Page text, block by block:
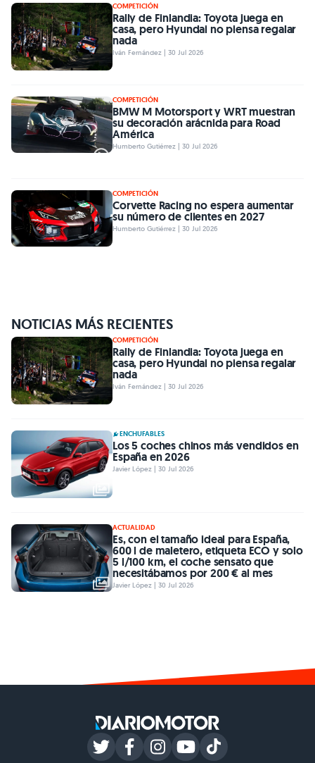
COMPETICIÓN
Rally de Finlandia: Toyota juega en
casa, pero Hyundai no piensa regalar
nada
Iván Fernández | 30 Jul 2026
COMPETICIÓN
BMW M Motorsport y WRT muestran
su decoración arácnida para Road
América
Humberto Gutiérrez | 30 Jul 2026
COMPETICIÓN
Corvette Racing no espera aumentar
su número de clientes en 2027
Humberto Gutiérrez | 30 Jul 2026
NOTICIAS MÁS RECIENTES
COMPETICIÓN
Rally de Finlandia: Toyota juega en
casa, pero Hyundai no piensa regalar
nada
Iván Fernández | 30 Jul 2026
ENCHUFABLES
Los 5 coches chinos más vendidos en
España en 2026
Javier López | 30 Jul 2026
ACTUALIDAD
Es, con el tamaño ideal para España,
600 l de maletero, etiqueta ECO y solo
5 l/100 km, el coche sensato que
necesitábamos por 200 € al mes
Javier López | 30 Jul 2026